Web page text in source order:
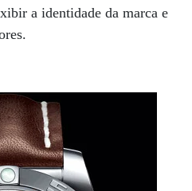
a identidade da marca e